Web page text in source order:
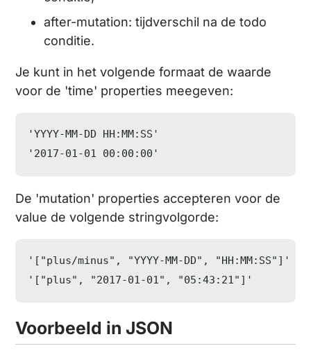
after-mutation: tijdverschil na de todo
conditie.
Je kunt in het volgende formaat de waarde
voor de 'time' properties meegeven:
'YYYY-MM-DD HH:MM:SS'
'2017-01-01 00:00:00'
De 'mutation' properties accepteren voor de
value de volgende stringvolgorde:
'["plus/minus", "YYYY-MM-DD", "HH:MM:SS"]'
'["plus", "2017-01-01", "05:43:21"]'
Voorbeeld in JSON